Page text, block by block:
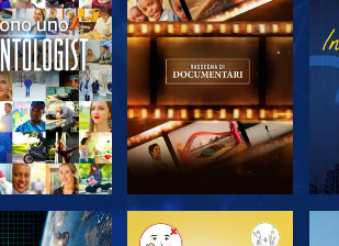
LE
SERIE
ESPLORA LE
SERIE